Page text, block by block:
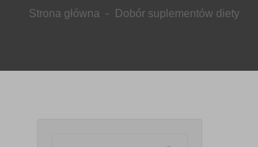
Strona główna Dobór suplementów diety